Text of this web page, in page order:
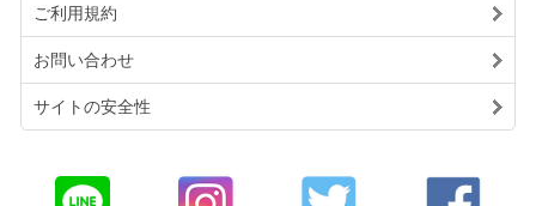
ご利用規約
お問い合わせ
サイトの安全性